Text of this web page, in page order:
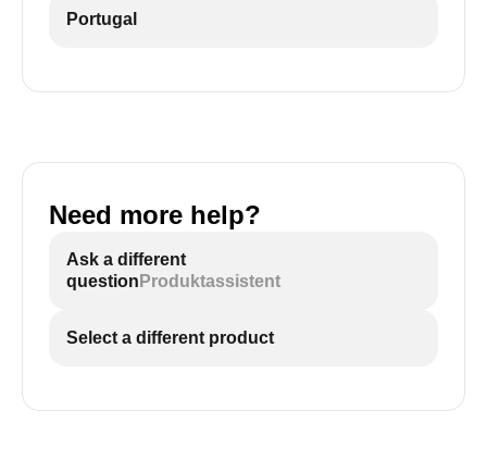
Portugal
Need more help?
Ask a different
question Produktassistent
Select a different product